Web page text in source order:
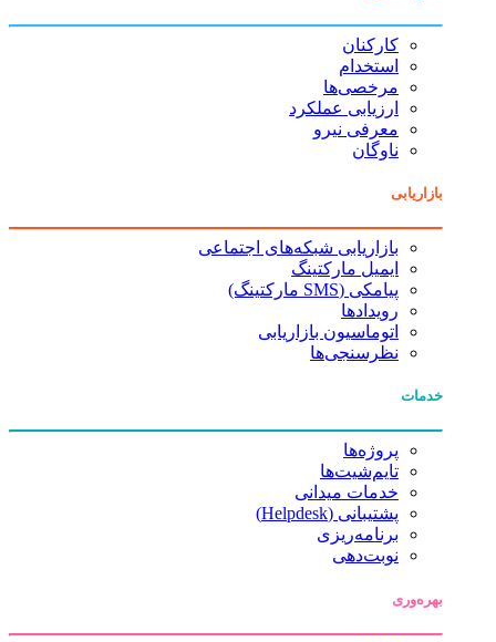
کارکنان
استخدام
مرخصی‌ها
ارزیابی عملکرد
معرفی نیرو
ناوگان
بازاریابی
بازاریابی شبکه‌های اجتماعی
ایمیل مارکتینگ
پیامکی (SMS مارکتینگ)
رویدادها
اتوماسیون بازاریابی
نظرسنجی‌ها
خدمات
پروژه‌ها
تایم‌شیت‌ها
خدمات میدانی
پشتیبانی (Helpdesk)
برنامه‌ریزی
نوبت‌دهی
بهره‌وری